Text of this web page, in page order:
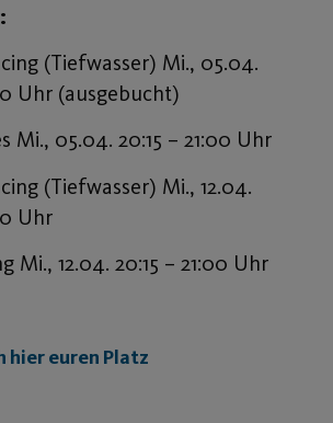
(Tiefwasser) Mi., 05.04.
Uhr (ausgebucht)
Mi., 05.04. 20:15 – 21:00 Uhr
(Tiefwasser) Mi., 12.04.
Uhr
Mi., 12.04. 20:15 – 21:00 Uhr
hier euren Platz